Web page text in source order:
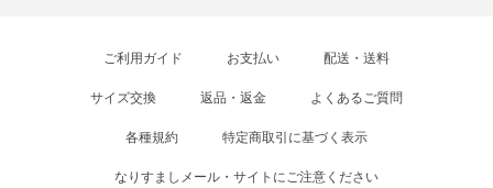
ご利用ガイド お支払い 配送・送料
サイズ交換 返品・返金 よくあるご質問
各種規約 特定商取引に基づく表示
なりすましメール・サイトにご注意ください